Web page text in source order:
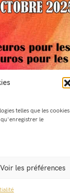
telles que les cookies
le
Voir les préférences